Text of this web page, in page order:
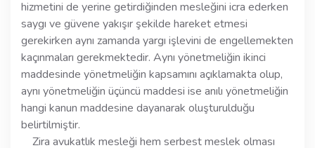
hizmetini de yerine getirdiğinden mesleğini icra ederken
saygı ve güvene yakışır şekilde hareket etmesi
gerekirken aynı zamanda yargı işlevini de engellemekten
kaçınmaları gerekmektedir. Aynı yönetmeliğin ikinci
maddesinde yönetmeliğin kapsamını açıklamakta olup,
aynı yönetmeliğin üçüncü maddesi ise anılı yönetmeliğin
hangi kanun maddesine dayanarak oluşturulduğu
belirtilmiştir.
Zira avukatlık mesleği hem serbest meslek olması